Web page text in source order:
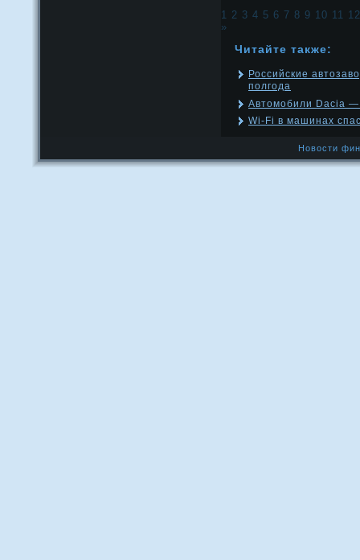
1 2 3 4 5 6 7 8 9 10 11 12
»
Читайте также:
Российские
полгода
Автомобили Dacia
Wi-Fi в машинах
Новости